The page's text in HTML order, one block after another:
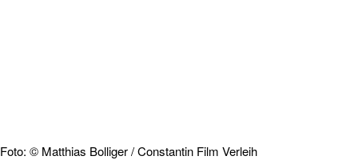
Foto: © Matthias Bolliger / Constantin Film Verleih